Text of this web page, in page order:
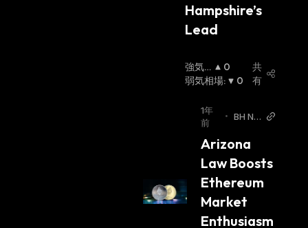
Hampshire’s
Lead
強気
相場:
0
弱気相場: 0
共
有
1年
前
• BH NE
Arizona
Law Boosts
Ethereum
Market
Enthusiasm